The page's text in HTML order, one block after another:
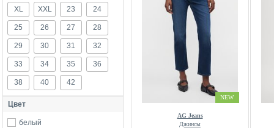
XL XXL 23 24
25 26 27 28
29 30 31 32
33 34 35 36
38 40 42
Цвет
белый
NEW
AG Jeans
Джинсы